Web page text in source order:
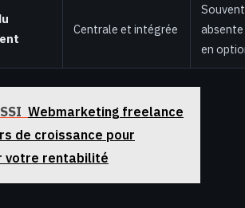
Centrale et intégrée
Souvent
en
Webmarketing freelance
de croissance pour
votre rentabilité